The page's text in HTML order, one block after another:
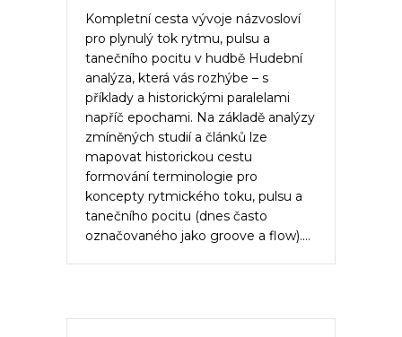
Kompletní cesta vývoje názvosloví
pro plynulý tok rytmu, pulsu a
tanečního pocitu v hudbě Hudební
analýza, která vás rozhýbe – s
příklady a historickými paralelami
napříč epochami. Na základě analýzy
zmíněných studií a článků lze
mapovat historickou cestu
formování terminologie pro
koncepty rytmického toku, pulsu a
tanečního pocitu (dnes často
označovaného jako groove a flow).…